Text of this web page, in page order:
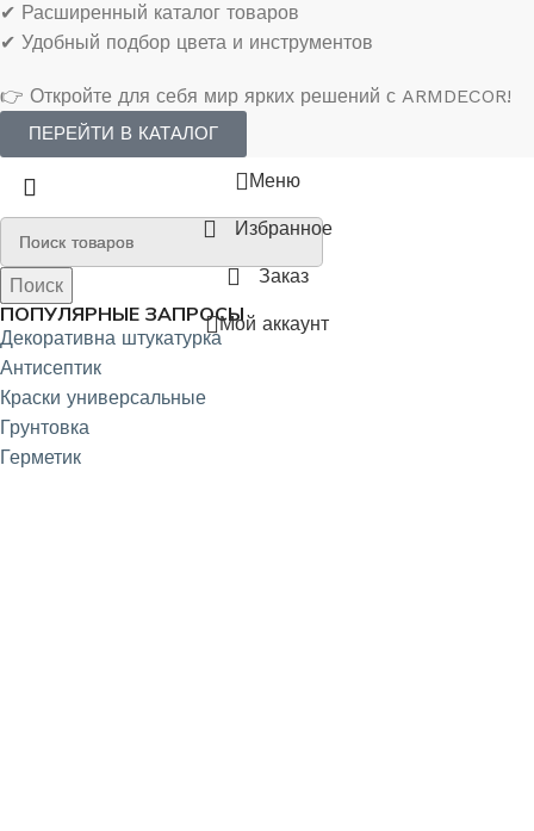
✔ Расширенный каталог товаров
✔ Удобный подбор цвета и инструментов
👉 Откройте для себя мир ярких решений с ARMDECOR!
ПЕРЕЙТИ В КАТАЛОГ
Поиск
ПОПУЛЯРНЫЕ ЗАПРОСЫ
Декоративна штукатурка
Антисептик
Краски универсальные
Грунтовка
Герметик
Поиск
Меню
Избранное
Заказ
Мой аккаунт